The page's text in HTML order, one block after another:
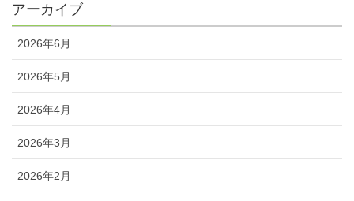
アーカイブ
2026年6月
2026年5月
2026年4月
2026年3月
2026年2月